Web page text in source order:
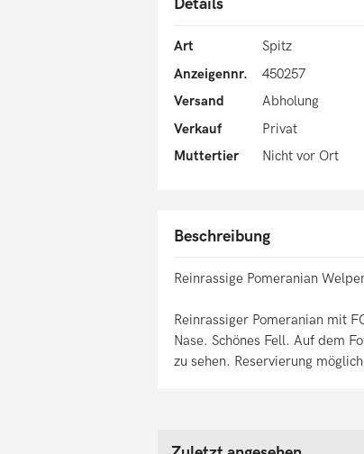
Details
Art
Spitz
Anzeigennr.
450257
Versand
Abholung
Verkauf
Privat
Muttertier
Nicht vor Ort
Beschreibung
Reinrassige Pomeranian
Reinrassiger Pomeranian mit
Nase. Schönes Fell. Auf dem
zu sehen. Reservierung